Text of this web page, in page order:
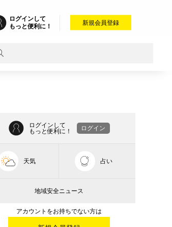
ログインして
もっと便利に！
新規会員登録
ログインして
もっと便利に！
ログイン
天気 占い
地域安全ニュース
アカウントをお持ちでない方は